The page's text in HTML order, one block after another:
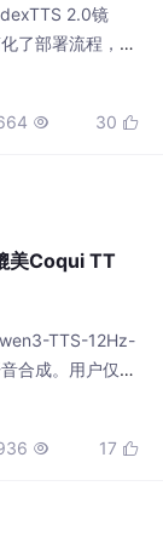
2.0镜
了部署流程，用
容生成与画面精
 30 
美Coqui TT
TTS-12Hz-
合成。用户仅需
具备情绪、语调
 17 